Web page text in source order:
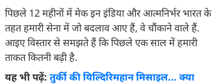
पिछले 12 महीनों में मेक इन इंडिया और आत्मनिर्भर भारत के
तहत हमारी सेना में जो बदलाव आए हैं, वे चौंकाने वाले हैं.
आइए विस्तार से समझते हैं कि पिछले एक साल में हमारी
ताकत कितनी बढ़ी है.
यह भी पढ़ें: तुर्की की यिल्दिरिमहान मिसाइल... क्या